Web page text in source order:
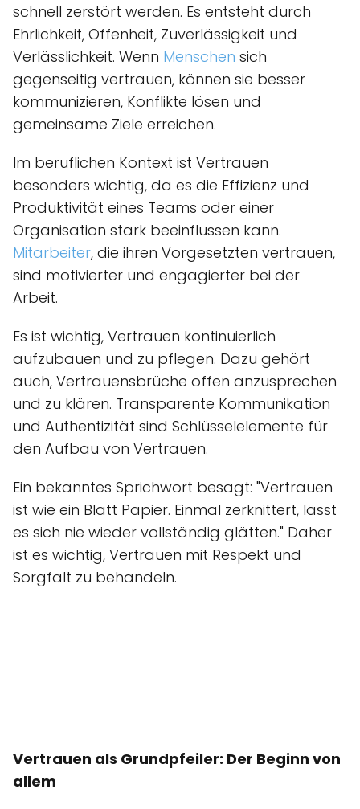
schnell zerstört werden. Es entsteht durch
Ehrlichkeit, Offenheit, Zuverlässigkeit und
Verlässlichkeit. Wenn Menschen sich
gegenseitig vertrauen, können sie besser
kommunizieren, Konflikte lösen und
gemeinsame Ziele erreichen.
Im beruflichen Kontext ist Vertrauen
besonders wichtig, da es die Effizienz und
Produktivität eines Teams oder einer
Organisation stark beeinflussen kann.
Mitarbeiter, die ihren Vorgesetzten vertrauen,
sind motivierter und engagierter bei der
Arbeit.
Es ist wichtig, Vertrauen kontinuierlich
aufzubauen und zu pflegen. Dazu gehört
auch, Vertrauensbrüche offen anzusprechen
und zu klären. Transparente Kommunikation
und Authentizität sind Schlüsselelemente für
den Aufbau von Vertrauen.
Ein bekanntes Sprichwort besagt: "Vertrauen
ist wie ein Blatt Papier. Einmal zerknittert, lässt
es sich nie wieder vollständig glätten." Daher
ist es wichtig, Vertrauen mit Respekt und
Sorgfalt zu behandeln.
Vertrauen als Grundpfeiler: Der Beginn von
allem